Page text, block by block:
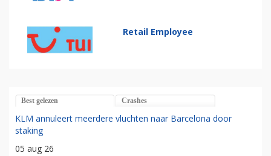
Retail Employee
Best gelezen Crashes
KLM annuleert meerdere vluchten naar Barcelona door
staking
05 aug 26